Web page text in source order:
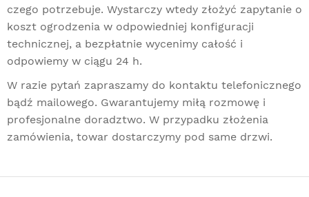
czego potrzebuje. Wystarczy wtedy złożyć zapytanie o
koszt ogrodzenia w odpowiedniej konfiguracji
technicznej, a bezpłatnie wycenimy całość i
odpowiemy w ciągu 24 h.
W razie pytań zapraszamy do kontaktu telefonicznego
bądź mailowego. Gwarantujemy miłą rozmowę i
profesjonalne doradztwo. W przypadku złożenia
zamówienia, towar dostarczymy pod same drzwi.